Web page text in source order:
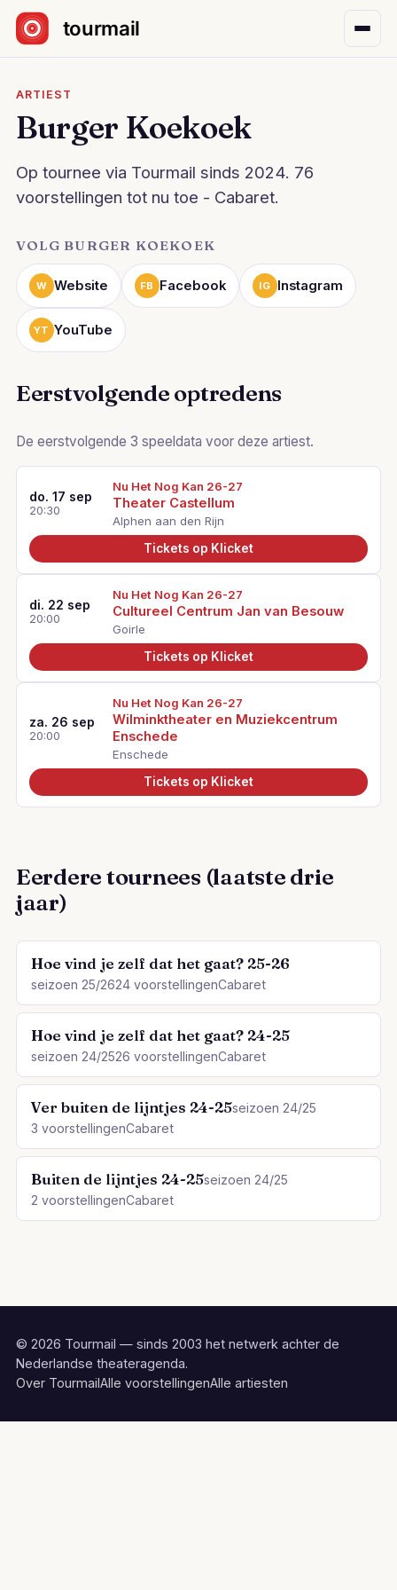
Sla navigatie over
ARTIEST
Burger Koekoek
Op tournee via Tourmail sinds 2024. 76
voorstellingen tot nu toe - Cabaret.
VOLG BURGER KOEKOEK
W Website FB Facebook IG Instagram
YT YouTube
Eerstvolgende optredens
De eerstvolgende 3 speeldata voor deze artiest.
do. 17 sep
20:30
Nu Het Nog Kan 26-27
Theater Castellum
Alphen aan den Rijn
Tickets op Klicket
di. 22 sep
20:00
Nu Het Nog Kan 26-27
Cultureel Centrum Jan van Besouw
Goirle
Tickets op Klicket
za. 26 sep
20:00
Nu Het Nog Kan 26-27
Wilminktheater en Muziekcentrum
Enschede
Enschede
Tickets op Klicket
Eerdere tournees (laatste drie
jaar)
Hoe vind je zelf dat het gaat? 25-26
seizoen 25/2624 voorstellingenCabaret
Hoe vind je zelf dat het gaat? 24-25
seizoen 24/2526 voorstellingenCabaret
Ver buiten de lijntjes 24-25seizoen 24/25
3 voorstellingenCabaret
Buiten de lijntjes 24-25seizoen 24/25
2 voorstellingenCabaret
© 2026 Tourmail — sinds 2003 het netwerk achter de
Nederlandse theateragenda.
Over TourmailAlle voorstellingenAlle artiesten